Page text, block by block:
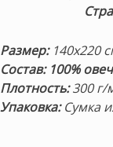
Размер:140х220
Состав: 100%
Плотность:300 г/
Упаковка:Сумка